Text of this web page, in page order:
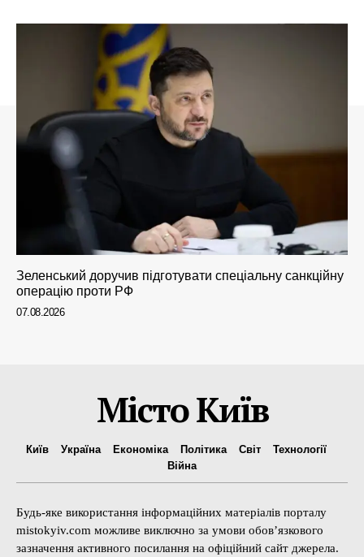
Зеленський доручив підготувати спеціальну санкційну
операцію проти РФ
07.08.2026
Місто Київ
Київ Україна Економіка Політика Світ
Технології
Війна
Будь-яке використання інформаційних матеріалів порталу
mistokyiv.com можливе виключно за умови обов’язкового
зазначення активного посилання на офіційний сайт джерела.